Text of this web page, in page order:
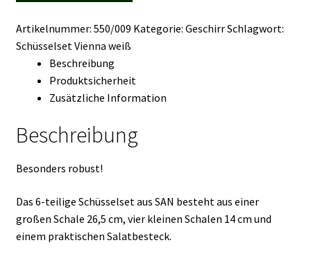
Artikelnummer: 550/009 Kategorie: GeschirrSchlagwort:
Schüsselset Vienna weiß
Beschreibung
Produktsicherheit
Zusätzliche Information
Beschreibung
Besonders robust!
Das 6-teilige Schüsselset aus SAN besteht aus einer
großen Schale 26,5 cm, vier kleinen Schalen 14 cm und
einem praktischen Salatbesteck.